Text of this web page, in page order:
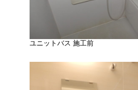
ユニットバス 施工前